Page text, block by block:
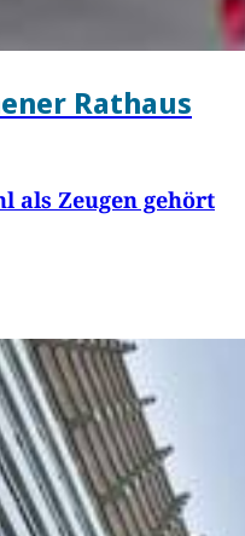
Rathaus
als Zeugen gehört